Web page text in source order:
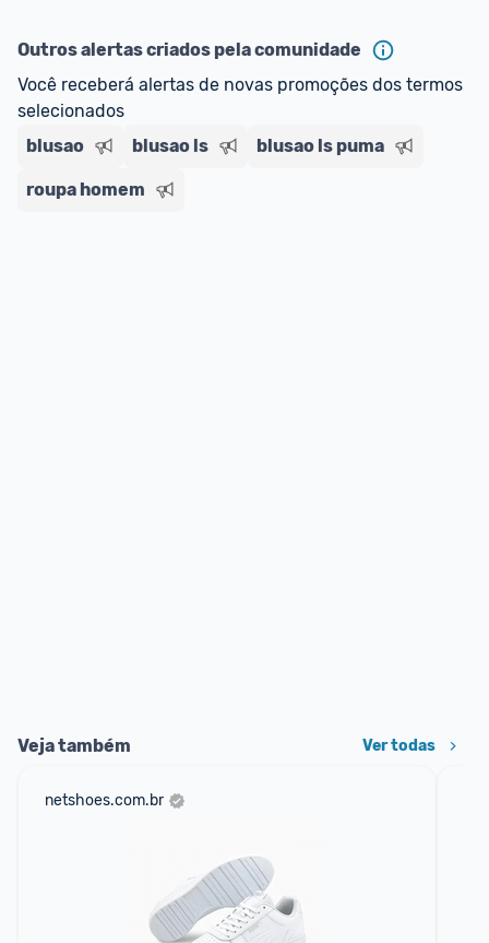
Outros alertas criados pela comunidade
Você receberá alertas de novas promoções dos termos
selecionados
blusao
blusao ls blusao ls puma
roupa homem
Veja também Ver todas
netshoes.com.br